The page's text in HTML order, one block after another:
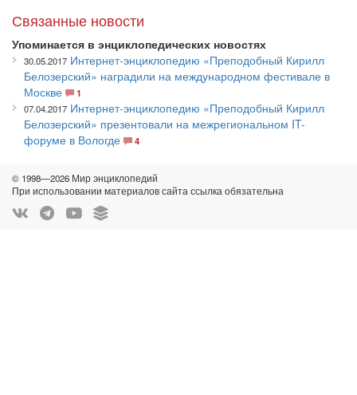
Связанные новости
Упоминается в энциклопедических новостях
30.05.2017 Интернет-энциклопедию «Преподобный Кирилл
Белозерский» наградили на международном фестивале в
Москве
1
07.04.2017 Интернет-энциклопедию «Преподобный Кирилл
Белозерский» презентовали на межрегиональном IT-
форуме в Вологде
4
© 1998—2026 Мир энциклопедий
При использовании материалов сайта ссылка обязательна